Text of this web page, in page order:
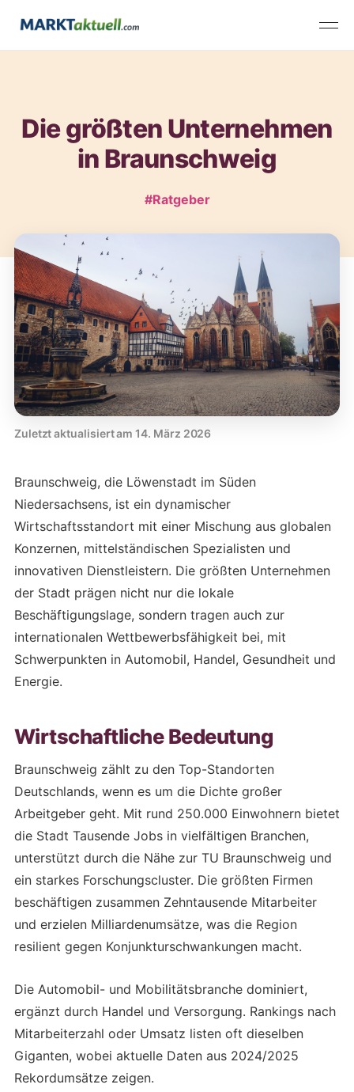
Die größten Unternehmen
in Braunschweig
#Ratgeber
Zuletzt aktualisiert am 14. März 2026
Braunschweig, die Löwenstadt im Süden
Niedersachsens, ist ein dynamischer
Wirtschaftsstandort mit einer Mischung aus globalen
Konzernen, mittelständischen Spezialisten und
innovativen Dienstleistern. Die größten Unternehmen
der Stadt prägen nicht nur die lokale
Beschäftigungslage, sondern tragen auch zur
internationalen Wettbewerbsfähigkeit bei, mit
Schwerpunkten in Automobil, Handel, Gesundheit und
Energie.
Wirtschaftliche Bedeutung
Braunschweig zählt zu den Top-Standorten
Deutschlands, wenn es um die Dichte großer
Arbeitgeber geht. Mit rund 250.000 Einwohnern bietet
die Stadt Tausende Jobs in vielfältigen Branchen,
unterstützt durch die Nähe zur TU Braunschweig und
ein starkes Forschungscluster. Die größten Firmen
beschäftigen zusammen Zehntausende Mitarbeiter
und erzielen Milliardenumsätze, was die Region
resilient gegen Konjunkturschwankungen macht.
Die Automobil- und Mobilitätsbranche dominiert,
ergänzt durch Handel und Versorgung. Rankings nach
Mitarbeiterzahl oder Umsatz listen oft dieselben
Giganten, wobei aktuelle Daten aus 2024/2025
Rekordumsätze zeigen.